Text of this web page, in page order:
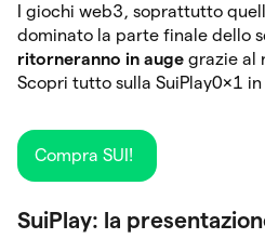
I giochi web3, soprattutto
dominato la parte finale dello
ritorneranno in auge grazie al
Scopri tutto sulla SuiPlay0x1
Compra SUI!
SuiPlay: la